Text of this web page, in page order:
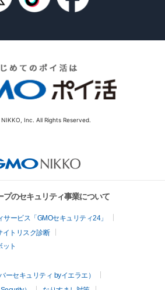
Inc. All Rights Reserved.
のセキュリティ事業について
ービス「GMOセキュリティ24」
イトリスク診断
ット
ーセキュリティ byイエラエ）